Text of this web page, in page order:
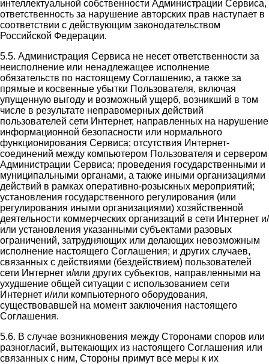
интеллектуальной собственности Администрации Сервиса,
ответственность за нарушение авторских прав наступает в
соответствии с действующим законодательством
Российской Федерации.
5.5. Администрация Сервиса не несет ответственности за
неисполнение или ненадлежащее исполнение
обязательств по настоящему Соглашению, а также за
прямые и косвенные убытки Пользователя, включая
упущенную выгоду и возможный ущерб, возникший в том
числе в результате неправомерных действий
пользователей сети Интернет, направленных на нарушение
информационной безопасности или нормального
функционирования Сервиса; отсутствия Интернет-
соединений между компьютером Пользователя и сервером
Администрации Сервиса; проведения государственными и
муниципальными органами, а также иными организациями
действий в рамках оперативно-розыскных мероприятий;
установления государственного регулирования (или
регулирования иными организациями) хозяйственной
деятельности коммерческих организаций в сети Интернет и/
или установления указанными субъектами разовых
ограничений, затрудняющих или делающих невозможным
исполнение настоящего Соглашения; и других случаев,
связанных с действиями (бездействием) пользователей
сети Интернет и/или других субъектов, направленными на
ухудшение общей ситуации с использованием сети
Интернет и/или компьютерного оборудования,
существовавшей на момент заключения настоящего
Соглашения.
5.6. В случае возникновения между Сторонами споров или
разногласий, вытекающих из настоящего Соглашения или
связанных с ним, Стороны примут все меры к их